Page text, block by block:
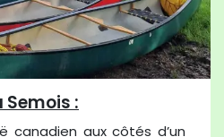
Semois :
canadien aux côtés d’un